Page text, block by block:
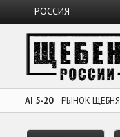
РОССИЯ
AI 5-20 РЫНОК ЩЕБНЯ